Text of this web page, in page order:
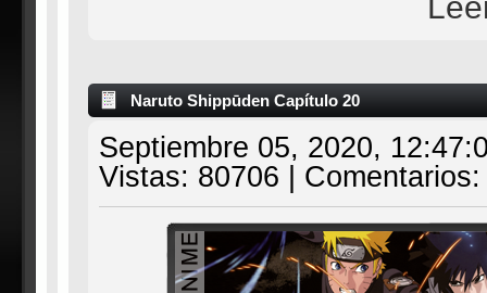
Naruto Shippūden Capítulo 20
Septiembre 05, 2020,
Vistas: 80706 | Comentarios: